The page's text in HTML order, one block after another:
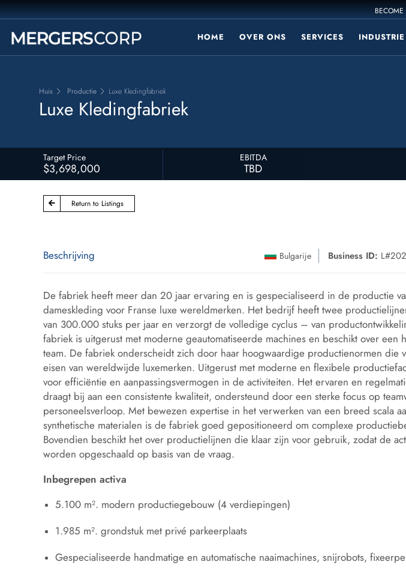
HOME OVER ONS SERVICES INDUSTRIE
Huis Productie Luxe Kledingfabriek
Luxe Kledingfabriek
Target Price
$3,698,000
EBITDA
TBD
Return to Listings
Beschrijving Bulgarije Business ID:
De fabriek heeft meer dan 20 jaar ervaring en is gespecialiseerd in de productie
dameskleding voor Franse luxe wereldmerken. Het bedrijf heeft twee
van 300.000 stuks per jaar en verzorgt de volledige cyclus – van
fabriek is uitgerust met moderne geautomatiseerde machines en beschikt over een
team. De fabriek onderscheidt zich door haar hoogwaardige productienormen die
eisen van wereldwijde luxemerken. Uitgerust met moderne en flexibele
voor efficiëntie en aanpassingsvermogen in de activiteiten. Het ervaren en
draagt bij aan een consistente kwaliteit, ondersteund door een sterke focus op
personeelsverloop. Met bewezen expertise in het verwerken van een breed scala
synthetische materialen is de fabriek goed gepositioneerd om complexe
Bovendien beschikt het over productielijnen die klaar zijn voor gebruik, zodat de
worden opgeschaald op basis van de vraag.
Inbegrepen activa
5.100 m². modern productiegebouw (4 verdiepingen)
1.985 m². grondstuk met privé parkeerplaats
Gespecialiseerde handmatige en automatische naaimachines, snijrobots,